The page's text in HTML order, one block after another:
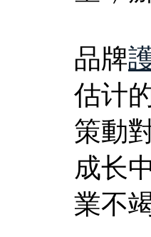
品牌
估计
策動
成长
業不